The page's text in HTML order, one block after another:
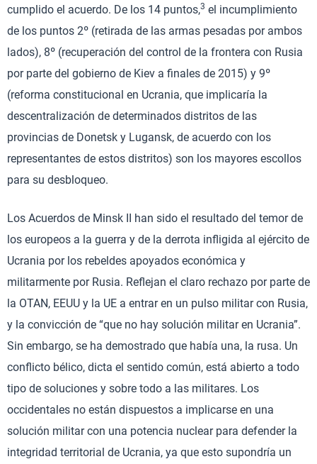
cumplido el acuerdo. De los 14 puntos,3 el incumplimiento
de los puntos 2º (retirada de las armas pesadas por ambos
lados), 8º (recuperación del control de la frontera con Rusia
por parte del gobierno de Kiev a finales de 2015) y 9º
(reforma constitucional en Ucrania, que implicaría la
descentralización de determinados distritos de las
provincias de Donetsk y Lugansk, de acuerdo con los
representantes de estos distritos) son los mayores escollos
para su desbloqueo.
Los Acuerdos de Minsk II han sido el resultado del temor de
los europeos a la guerra y de la derrota infligida al ejército de
Ucrania por los rebeldes apoyados económica y
militarmente por Rusia. Reflejan el claro rechazo por parte de
la OTAN, EEUU y la UE a entrar en un pulso militar con Rusia,
y la convicción de “que no hay solución militar en Ucrania”.
Sin embargo, se ha demostrado que había una, la rusa. Un
conflicto bélico, dicta el sentido común, está abierto a todo
tipo de soluciones y sobre todo a las militares. Los
occidentales no están dispuestos a implicarse en una
solución militar con una potencia nuclear para defender la
integridad territorial de Ucrania, ya que esto supondría un